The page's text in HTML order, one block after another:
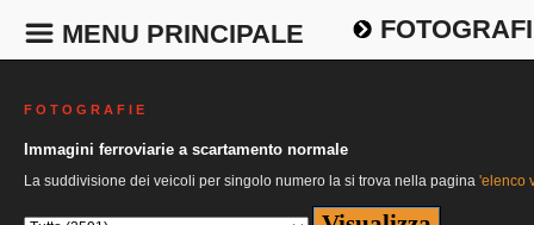
MENU PRINCIPALE
F O T O G R A F I E
Immagini ferroviarie a scartamento normale
La suddivisione dei veicoli per singolo numero la si trova nella pagina 'elenco